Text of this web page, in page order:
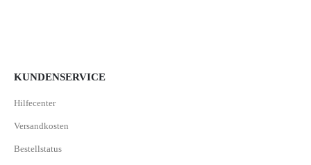
KUNDENSERVICE
Hilfecenter
Versandkosten
Bestellstatus